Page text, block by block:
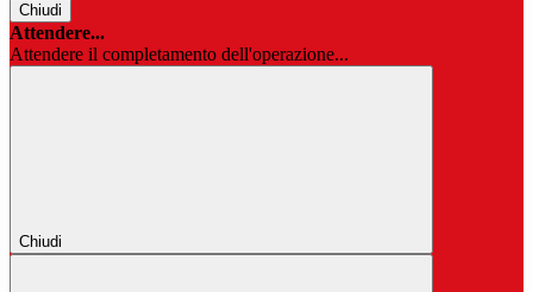
Chiudi
Attendere...
Attendere il completamento dell'operazione...
Chiudi